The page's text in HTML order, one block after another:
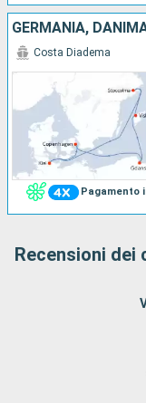
Pagamento
Costa Diadema
Recensioni dei